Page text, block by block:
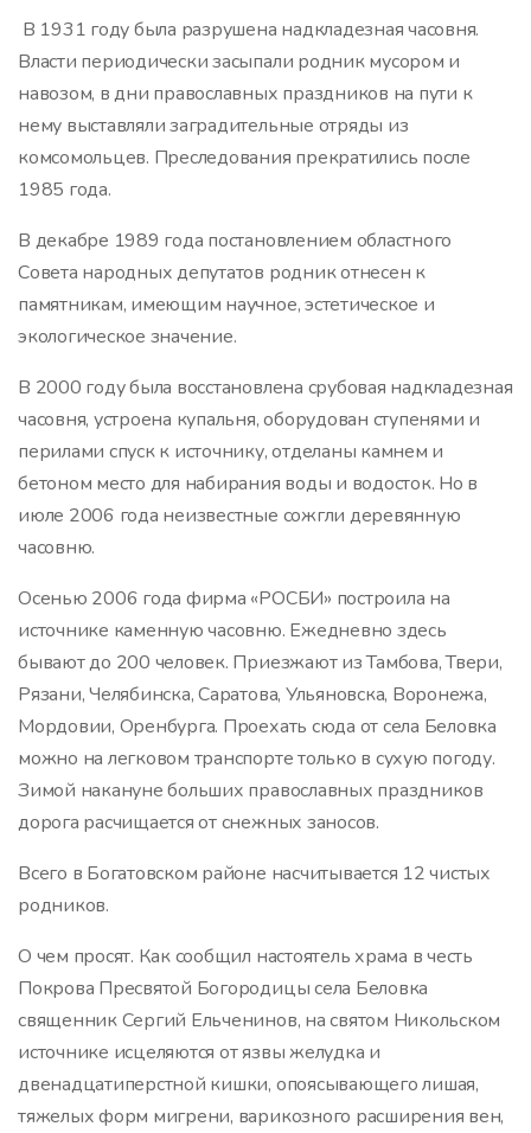
В 1931 году была разрушена надкладезная часовня.
Власти периодически засыпали родник мусором и
навозом, в дни православных праздников на пути к
нему выставляли заградительные отряды из
комсомольцев. Преследования прекратились после
1985 года.
В декабре 1989 года постановлением областного
Совета народных депутатов родник отнесен к
памятникам, имеющим научное, эстетическое и
экологическое значение.
В 2000 году была восстановлена срубовая надкладезная
часовня, устроена купальня, оборудован ступенями и
перилами спуск к источнику, отделаны камнем и
бетоном место для набирания воды и водосток. Но в
июле 2006 года неизвестные сожгли деревянную
часовню.
Осенью 2006 года фирма «РОСБИ» построила на
источнике каменную часовню. Ежедневно здесь
бывают до 200 человек. Приезжают из Тамбова, Твери,
Рязани, Челябинска, Саратова, Ульяновска, Воронежа,
Мордовии, Оренбурга. Проехать сюда от села Беловка
можно на легковом транспорте только в сухую погоду.
Зимой накануне больших православных праздников
дорога расчищается от снежных заносов.
Всего в Богатовском районе насчитывается 12 чистых
родников.
О чем просят. Как сообщил настоятель храма в честь
Покрова Пресвятой Богородицы села Беловка
священник Сергий Ельченинов, на святом Никольском
источнике исцеляются от язвы желудка и
двенадцатиперстной кишки, опоясывающего лишая,
тяжелых форм мигрени, варикозного расширения вен,